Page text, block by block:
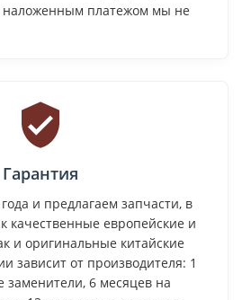
наложенным платежом мы не
Гарантия
и предлагаем запчасти, в
качественные европейские и
и оригинальные китайские
зависит от производителя: 1
6 месяцев на